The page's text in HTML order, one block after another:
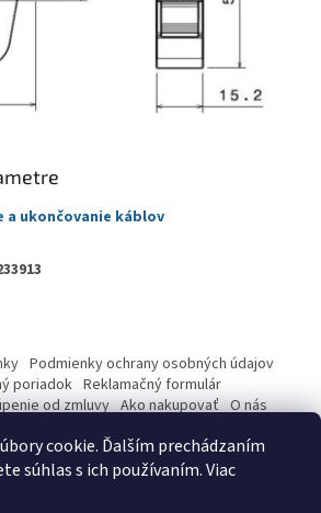
cookie. Ďalším prechádzaním
súhlas s ich používaním. Viac
a ukončovanie káblov
Podmienky ochrany osobných údajov
poriadok Reklamačný formulár
od zmluvy Ako nakupovať O nás